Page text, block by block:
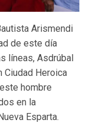
Arismendi
de este día
líneas, Asdrúbal
Ciudad Heroica
hombre
en la
Esparta.